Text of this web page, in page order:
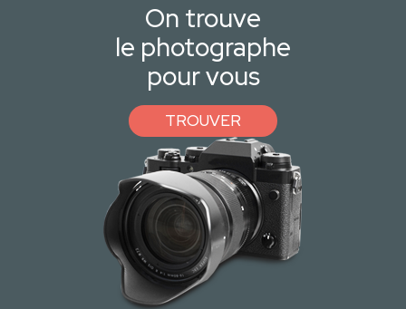
On trouve
le photographe
pour vous
TROUVER